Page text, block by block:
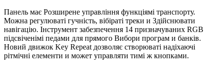
Панель має Розширене управління функціямі транспорту.
Можна регулюваті гучність, вібіраті треки и Здійснювати
навігацію. Інструмент забезпечення 14 призначуваних RGB
підсвіченімі педами для прямого Вибори програм и банків.
Новий движок Key Repeat дозволяє створюваті надіхаючі
рітмічні елементи и может управляти тимі ж кнопками.